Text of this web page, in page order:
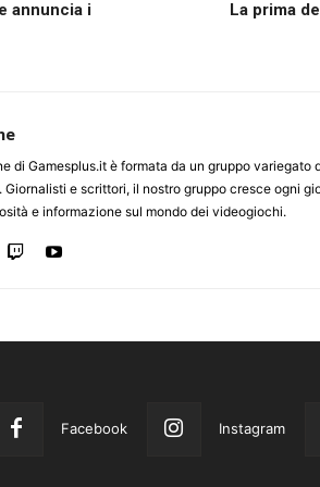
annuncia i
La prima
di Gamesplus.it è formata da un gruppo variegato
Giornalisti e scrittori, il nostro gruppo cresce ogni
e informazione sul mondo dei videogiochi.
Facebook Instagram